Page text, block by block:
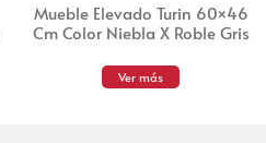
Mueble Elevado Turin 60×46
Cm Color Niebla X Roble Gris
Ver más